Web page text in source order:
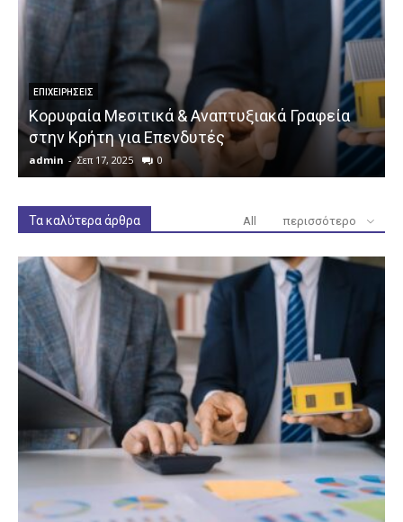
ΕΠΙΧΕΙΡΉΣΕΙΣ
Κορυφαία Μεσιτικά & Αναπτυξιακά Γραφεία
στην Κρήτη για Επενδυτές
admin - Σεπ 17, 2025 0
Τα καλύτερα άρθρα All περισσότερο